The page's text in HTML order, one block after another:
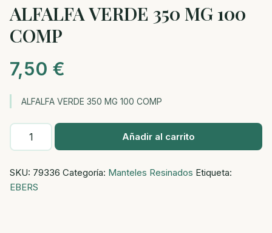
ALFALFA VERDE 350 MG 100
COMP
7,50 €
ALFALFA VERDE 350 MG 100 COMP
ALFALFA
VERDE
MG
100
Añadir al carrito
SKU: 79336 Categoría: Manteles Resinados Etiqueta:
EBERS